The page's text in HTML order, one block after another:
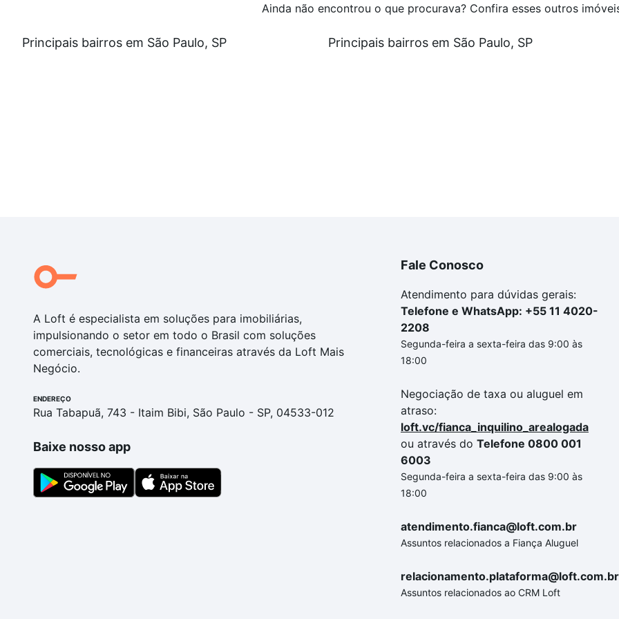
Ainda não encontrou o que procurava? Confira esses outros
Principais bairros em São Paulo, SP Principais bairros em São Paulo, SP
A Loft é especialista em soluções para imobiliárias,
impulsionando o setor em todo o Brasil com soluções
comerciais, tecnológicas e financeiras através da Loft Mais
Negócio.
ENDEREÇO
Rua Tabapuã, 743 - Itaim Bibi, São Paulo - SP, 04533-012
Baixe nosso app
Fale Conosco
Atendimento para dúvidas gerais:
Telefone e WhatsApp: +55 11 4020-
2208
Segunda-feira a sexta-feira das 9:00 às
18:00
Negociação de taxa ou aluguel em
atraso:
loft.vc/fianca_inquilino_arealogada
ou através do Telefone 0800 001
6003
Segunda-feira a sexta-feira das 9:00 às
18:00
atendimento.fianca@loft.com.br
Assuntos relacionados a Fiança Aluguel
relacionamento.plataforma@loft.com.br
Assuntos relacionados ao CRM Loft